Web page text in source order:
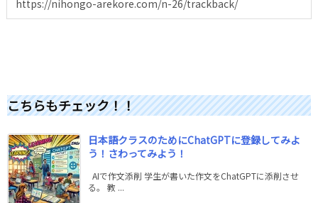
こちらもチェック！！
日本語クラスのためにChatGPTに登録してみよ
う！さわってみよう！
AIで作文添削 学生が書いた作文をChatGPTに添削させ
る。 教 ...